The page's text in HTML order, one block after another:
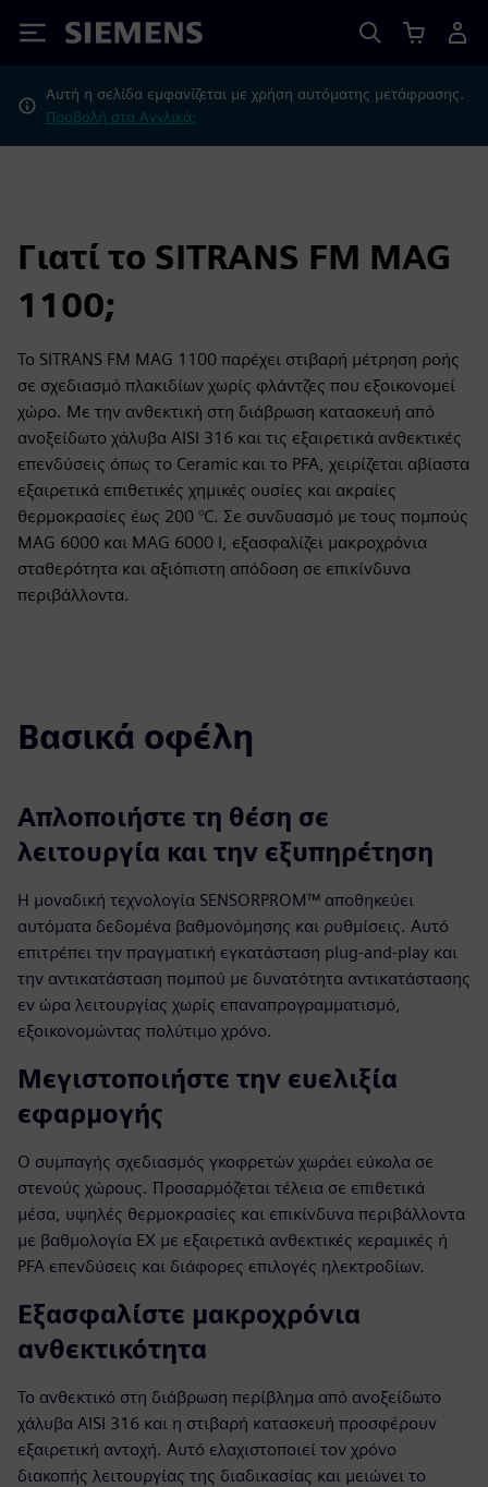
Siemens
Αυτή η σελίδα εμφανίζεται με χρήση αυτόματης μετάφρασης.
Προβολή στα Αγγλικά;
Γιατί το SITRANS FM MAG
1100;
Το SITRANS FM MAG 1100 παρέχει στιβαρή μέτρηση ροής
σε σχεδιασμό πλακιδίων χωρίς φλάντζες που εξοικονομεί
χώρο. Με την ανθεκτική στη διάβρωση κατασκευή από
ανοξείδωτο χάλυβα AISI 316 και τις εξαιρετικά ανθεκτικές
επενδύσεις όπως το Ceramic και το PFA, χειρίζεται αβίαστα
εξαιρετικά επιθετικές χημικές ουσίες και ακραίες
θερμοκρασίες έως 200 °C. Σε συνδυασμό με τους πομπούς
MAG 6000 και MAG 6000 I, εξασφαλίζει μακροχρόνια
σταθερότητα και αξιόπιστη απόδοση σε επικίνδυνα
περιβάλλοντα.
Βασικά οφέλη
Απλοποιήστε τη θέση σε
λειτουργία και την εξυπηρέτηση
Η μοναδική τεχνολογία SENSORPROM™ αποθηκεύει
αυτόματα δεδομένα βαθμονόμησης και ρυθμίσεις. Αυτό
επιτρέπει την πραγματική εγκατάσταση plug-and-play και
την αντικατάσταση πομπού με δυνατότητα αντικατάστασης
εν ώρα λειτουργίας χωρίς επαναπρογραμματισμό,
εξοικονομώντας πολύτιμο χρόνο.
Μεγιστοποιήστε την ευελιξία
εφαρμογής
Ο συμπαγής σχεδιασμός γκοφρετών χωράει εύκολα σε
στενούς χώρους. Προσαρμόζεται τέλεια σε επιθετικά
μέσα, υψηλές θερμοκρασίες και επικίνδυνα περιβάλλοντα
με βαθμολογία EX με εξαιρετικά ανθεκτικές κεραμικές ή
PFA επενδύσεις και διάφορες επιλογές ηλεκτροδίων.
Εξασφαλίστε μακροχρόνια
ανθεκτικότητα
Το ανθεκτικό στη διάβρωση περίβλημα από ανοξείδωτο
χάλυβα AISI 316 και η στιβαρή κατασκευή προσφέρουν
εξαιρετική αντοχή. Αυτό ελαχιστοποιεί τον χρόνο
διακοπής λειτουργίας της διαδικασίας και μειώνει το